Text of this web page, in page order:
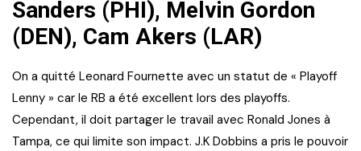
Sanders (PHI), Melvin Gordon
(DEN), Cam Akers (LAR)
On a quitté Leonard Fournette avec un statut de « Playoff
Lenny » car le RB a été excellent lors des playoffs.
Cependant, il doit partager le travail avec Ronald Jones à
Tampa, ce qui limite son impact. J.K Dobbins a pris le pouvoir